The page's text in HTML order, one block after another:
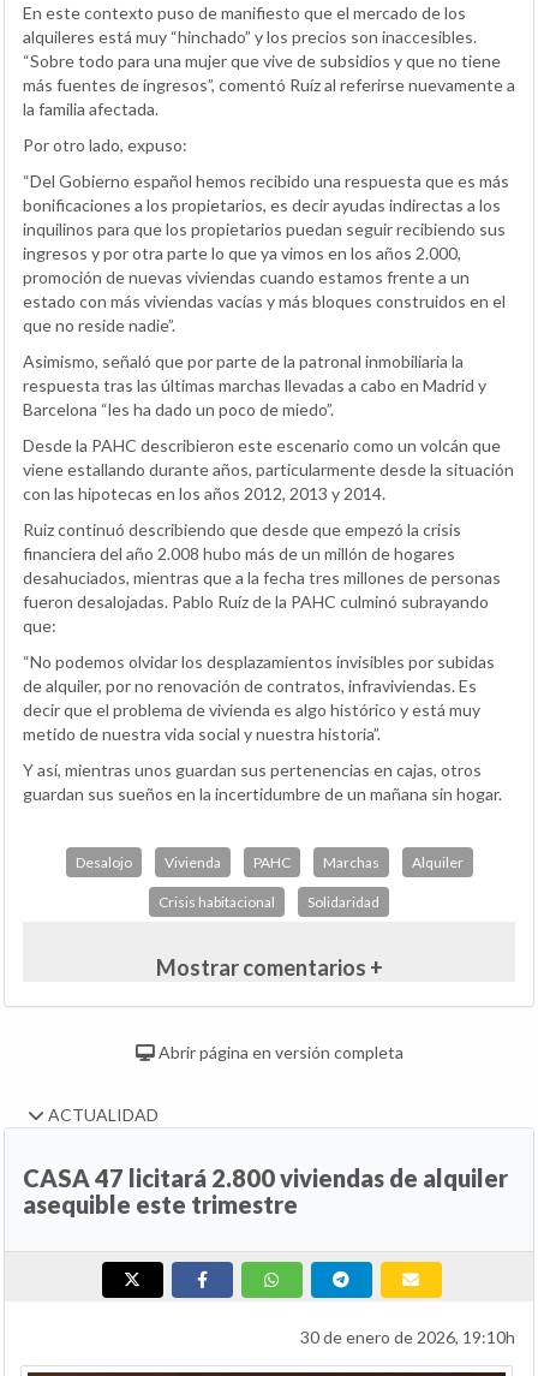
En este contexto puso de manifiesto que el mercado de los
alquileres está muy “hinchado” y los precios son inaccesibles.
“Sobre todo para una mujer que vive de subsidios y que no tiene
más fuentes de ingresos”, comentó Ruíz al referirse nuevamente a
la familia afectada.​
Por otro lado, expuso:
“Del Gobierno español hemos recibido una respuesta que es más
bonificaciones a los propietarios, es decir ayudas indirectas a los
inquilinos para que los propietarios puedan seguir recibiendo sus
ingresos y por otra parte lo que ya vimos en los años 2.000,
promoción de nuevas viviendas cuando estamos frente a un
estado con más viviendas vacías y más bloques construidos en el
que no reside nadie”.
Asimismo, señaló que por parte de la patronal inmobiliaria la
respuesta tras las últimas marchas llevadas a cabo en Madrid y
Barcelona “les ha dado un poco de miedo”.
Desde la PAHC describieron este escenario como un volcán que
viene estallando durante años, particularmente desde la situación
con las hipotecas en los años 2012, 2013 y 2014.
Ruiz continuó describiendo que desde que empezó la crisis
financiera del año 2.008 hubo más de un millón de hogares
desahuciados, mientras que a la fecha tres millones de personas
fueron desalojadas. Pablo Ruíz de la PAHC culminó subrayando
que:
“No podemos olvidar los desplazamientos invisibles por subidas
de alquiler, por no renovación de contratos, infraviviendas. Es
decir que el problema de vivienda es algo histórico y está muy
metido de nuestra vida social y nuestra historia”.
Y así, mientras unos guardan sus pertenencias en cajas, otros
guardan sus sueños en la incertidumbre de un mañana sin hogar.
Desalojo Vivienda PAHC Marchas Alquiler
Crisis habitacional Solidaridad
Mostrar comentarios +
Abrir página en versión completa
ACTUALIDAD
CASA 47 licitará 2.800 viviendas de alquiler
asequible este trimestre
30 de enero de 2026, 19:10h